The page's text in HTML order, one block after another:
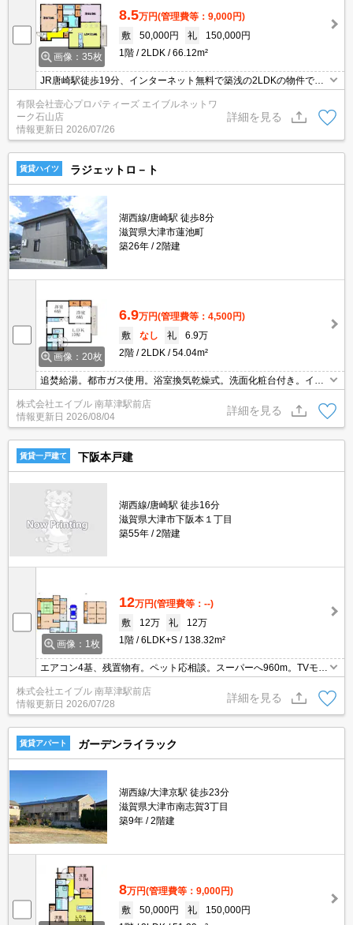
画像：35枚
8.5万円(管理費等：9,000円)
敷
50,000円 礼
150,000円
1階
2LDK 66.12m²
JR唐崎駅徒歩19分、インターネット無料で築浅の2LDKの物件です♪
収納も豊富で、浴室乾燥機や追焚機能付いています♪
有限会社壹心プロパティーズ エイブルネットワ
ーク石山店
情報更新日 2026/07/26
詳細を見る
賃貸ハイツ ラジェットロ－ト
湖西線/唐崎駅 徒歩8分
滋賀県大津市蓮池町
築26年
2階建
画像：20枚
6.9万円(管理費等：4,500円)
敷
なし 礼
6.9万
2階
2LDK 54.04m²
追焚給湯。都市ガス使用。浴室換気乾燥式。洗面化粧台付き。イン
ターネット無料。エアコン付き。システムキッチン。3口ガスコン
ロ付。TVインターホン付き。温水洗浄便座付き。
株式会社エイブル 南草津駅前店
情報更新日 2026/08/04
詳細を見る
賃貸一戸建て 下阪本戸建
湖西線/唐崎駅 徒歩16分
滋賀県大津市下阪本１丁目
築55年
2階建
画像：1枚
12万円(管理費等：--)
敷
12万 礼
12万
1階
6LDK+S 138.32m²
エアコン4基、残置物有。ペット応相談。スーパーへ960m。TVモニ
ターホンで安心生活を!。和室をお好みの方に。独立洗面台が便利。
株式会社エイブル 南草津駅前店
情報更新日 2026/07/28
詳細を見る
賃貸アパート ガーデンライラック
湖西線/大津京駅 徒歩23分
滋賀県大津市南志賀3丁目
築9年
2階建
8万円(管理費等：9,000円)
敷
50,000円 礼
150,000円